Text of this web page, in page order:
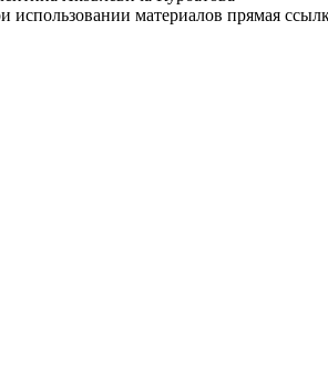
использовании материалов прямая